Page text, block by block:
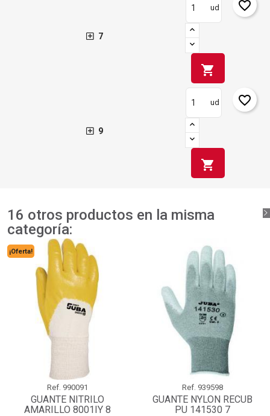
7
ud
shopping_cart
favorite_border
9
ud
shopping_cart
favorite_border
16 otros productos en la misma
categoría:
¡Oferta!
Ref. 990091
GUANTE NITRILO
AMARILLO 8001IY 8
Ref. 939598
GUANTE NYLON RECUB
PU 141530 7